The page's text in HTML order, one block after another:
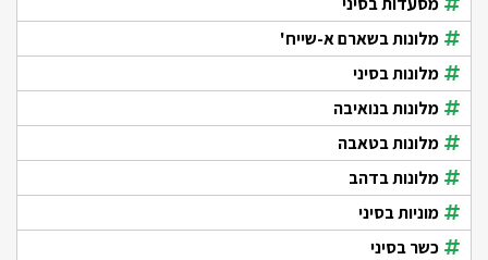
מלונות בשארם א-שייח'
מלונות בסיני
מלונות בנואיבה
מלונות בטאבה
מלונות בדהב
מוניות בסיני
כשר בסיני